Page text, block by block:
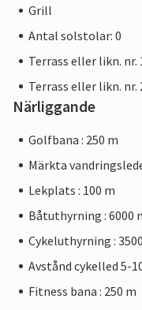
Grill
Antal solstolar: 0
Terrass eller likn.
Terrass eller likn. nr.
Närliggande
Golfbana : 250 m
Märkta
Lekplats : 100 m
Båtuthyrning : 6000
Cykeluthyrning :
Avstånd cykelled 5-
Fitness bana : 250 m